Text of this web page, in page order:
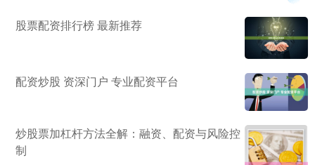
股票配资排行榜 最新推荐
配资炒股 资深门户 专业配资平台
炒股票加杠杆方法全解：融资、配资与风险控
制